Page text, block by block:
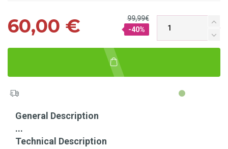
60,00 €
99,99€
-40%
General Description
...
Technical Description